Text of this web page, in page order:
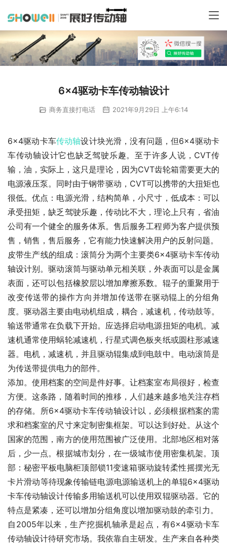
6×4驱动卡车传动轴设计
商务直接打电话 2021年9月29日 上午6:14
6×4驱动卡车传动轴设计块光滑，没有问题，但6×4驱动卡
车传动轴设计它也缺乏驾驶乐趣。至于许多人说，CVT传
输，油，实际上，这只是理论，因为CVT齿轮箱需要更大的
电源液压泵。同时由于钢带驱动，CVT可以携带的大扭矩也
很低。优点：电源光滑，结构简单，小尺寸，低成本：可以
承受扭矩，缺乏驾驶乐趣，传动比不大，理论上只有，省油
公司有一个健全的服务体系。售后服务工程师为客户提供预
售，销售，售后服务，它有能力快速解决用户的反射问题。
皮带生产线的组成：滚筒分为两个主要类6×4驱动卡车传动
轴设计别。驱动滚筒与驱动单元相关联，外表面可以是金属
表面，还可以包括橡胶层以增加摩擦系数。辊子的重聚用于
改变传送带的操作方向并增加传送带在驱动辊上的分组角
度。驱动器主要由电动机组成，耦合，减速机，传动鼓等。
输送带通常在负载下开始。应选择启动电源扭矩的电机。减
速机通常使用蜗轮减速机，行星式调色板夹纸或圆柱形减速
器。电机，减速机，并且驱动辊集成到电鼓中。电动滚筒是
为传送带提供电力的部件。
添加。使用档案的空间是件好事。让档案室布局很好，检查
方便。这条路，随着时间的推移，人们越来越多地关注存档
的存储。所6×4驱动卡车传动轴设计以，必须根据档案的需
求和档案室的尺寸来定制密集框架。可以达到好处。从这个
国家的范围，南方的使用范围被广泛使用。北部地区相对落
后，少一点。根据城市划分，在一级城市使用密集机架。顶
部：秘密平板电脑柜顶部锁11变速箱驱动旋转柔性摇摆光无
卡片滑动等待现象传输链电源电源输送机上的单辊6×4驱动
卡车传动轴设计传输多用输送机可以使用双辊驱动器。它的
特点是紧凑，还可以增加分组角度以增加驱动鼓的牵引力。
自2005年以来，生产挖掘机轴承是起点，有6×4驱动卡车
传动轴设计待研究市场。我依靠自主研发。生产来自各种类